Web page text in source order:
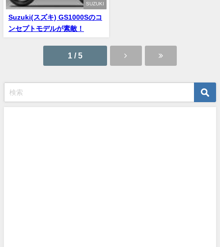
SUZUKI
Suzuki(スズキ) GS1000Sのコ
ンセプトモデルが素敵！
1 / 5